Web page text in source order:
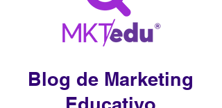
Blog de Marketing